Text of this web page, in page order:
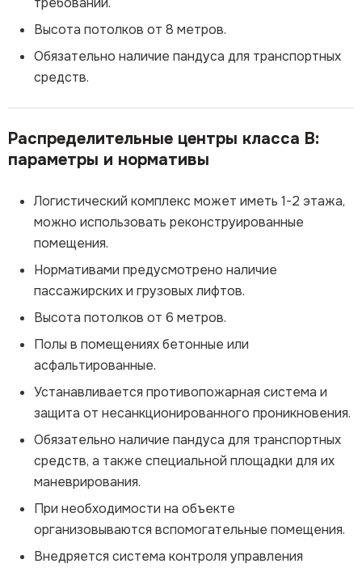
Высота потолков от 8 метров.
Обязательно наличие пандуса для транспортных
средств.
Распределительные центры класса В:
параметры и нормативы
Логистический комплекс может иметь 1-2 этажа,
можно использовать реконструированные
помещения.
Нормативами предусмотрено наличие
пассажирских и грузовых лифтов.
Высота потолков от 6 метров.
Полы в помещениях бетонные или
асфальтированные.
Устанавливается противопожарная система и
защита от несанкционированного проникновения.
Обязательно наличие пандуса для транспортных
средств, а также специальной площадки для их
маневрирования.
При необходимости на объекте
организовываются вспомогательные помещения.
Внедряется система контроля управления